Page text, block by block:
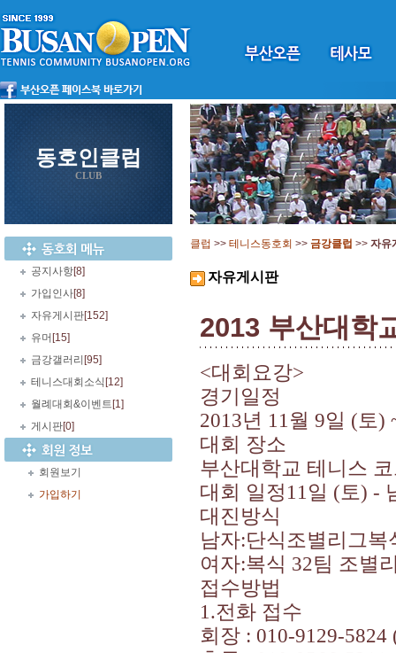
동호인클럽
CLUB
공지사항[8]
가입인사[8]
자유게시판[152]
유머 [15]
금강갤러리 [95]
테니스대회소식 [12]
월례대회&이벤트 [1]
게시판[0]
회원보기
가입하기
클럽 >> 테니스동호회 >> 금강클럽 >> 자유
자유게시판
2013 부산대학
<대회요강>
경기일정
2013년 11 월 9일 (토)
대회 장소
부산대학교 테니스
대회 일정11 일 (토) -
대진방식
남자:단식조별리그복
여자:복식 32팀 조별
접수방법
1.전화 접수
회장 : 010-9129-5824